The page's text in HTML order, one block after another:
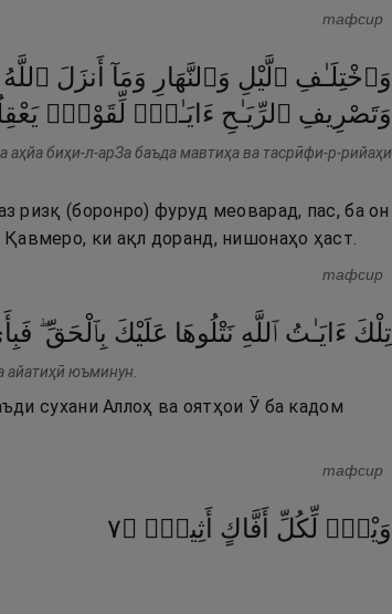
тафсир
وَٱخْتِلَـٰفِ ٱلَّيْلِ وَٱلنَّهَارِ وَمَآ أَنزَلَ ٱللَّهُ
وَتَصْرِيفِ ٱلرِّيَـٰحِ ءَايَـٰتٌۭ لِّقَوْمٍۢ
биҳи-л-арЗа баъда мавтиҳа ва тасрӣфи-р-рийаҳи
ризқ (боронро) фуруд меоварад, пас, ба он
ки ақл доранд, нишонаҳо ҳаст.
тафсир
تِلْكَ ءَايَـٰتُ ٱللَّهِ نَتْلُوهَا عَلَيْكَ بِٱلْحَقِّ ۖ
айатиҳӣ юъминун.
сухани Аллоҳ ва оятҳои Ӯ ба кадом
тафсир
وَيْلٌۭ لِّكُلِّ أَفَّاكٍ أَثِيمٍۢ ۝٧